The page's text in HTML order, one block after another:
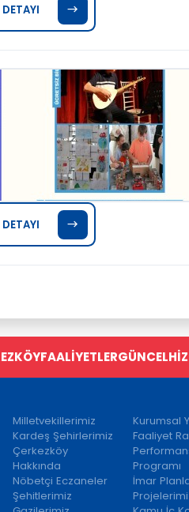
FAALİYETLERGÜNCEL
Milletvekillerimiz
Kardeş Şehirlerimiz
Çerkezköy
Hakkında
Nöbetçi Eczaneler
Şehitlerimiz
Kurumsal
Faaliyet
Programı
İmar